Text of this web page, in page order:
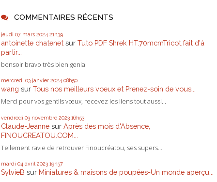
COMMENTAIRES RÉCENTS
jeudi 07 mars 2024 21h39
antoinette chatenet sur Tuto PDF Shrek HT:70mcmTricot,fait d'à
partir...
bonsoir bravo très bien genial
mercredi 03 janvier 2024 08h50
wang sur Tous nos meilleurs voeux et Prenez-soin de vous...
Merci pour vos gentils vœux, recevez les liens tout aussi...
vendredi 03 novembre 2023 16h53
Claude-Jeanne sur Après des mois d'Absence,
FINOUCREATOU.COM...
Tellement ravie de retrouver Finoucréatou, ses supers...
mardi 04 avril 2023 19h57
SylvieB sur Miniatures & maisons de poupées-Un monde aperçu...